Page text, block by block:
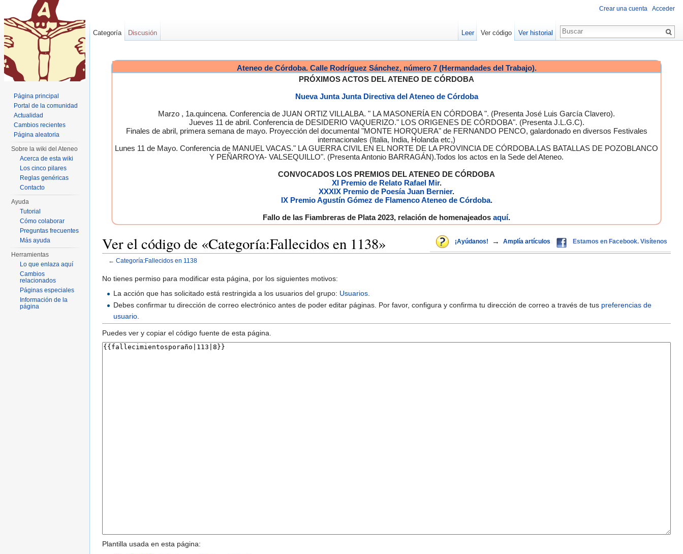
Ateneo de Córdoba. Calle Rodríguez Sánchez, número 7 (Hermandades del Trabajo).
PRÓXIMOS ACTOS DEL ATENEO DE CÓRDOBA
Nueva Junta Junta Directiva del Ateneo de Córdoba
Marzo , 1a.quincena. Conferencia de JUAN ORTIZ VILLALBA. " LA MASONERÍA EN CÓRDOBA ". (Presenta José Luis García Clavero).
Jueves 11 de abril. Conferencia de DESIDERIO VAQUERIZO." LOS ORIGENES DE CÓRDOBA". (Presenta J.L.G.C).
Finales de abril, primera semana de mayo. Proyección del documental "MONTE HORQUERA" de FERNANDO PENCO, galardonado en diversos Festivales
internacionales (Italia, India, Holanda etc,)
Lunes 11 de Mayo. Conferencia de MANUEL VACAS." LA GUERRA CIVIL EN EL NORTE DE LA PROVINCIA DE CÓRDOBA.LAS BATALLAS DE POZOBLANCO
Y PEÑARROYA- VALSEQUILLO". (Presenta Antonio BARRAGÁN).Todos los actos en la Sede del Ateneo.
CONVOCADOS LOS PREMIOS DEL ATENEO DE CÓRDOBA
XI Premio de Relato Rafael Mir.
XXXIX Premio de Poesía Juan Bernier.
IX Premio Agustín Gómez de Flamenco Ateneo de Córdoba.
Fallo de las Fiambreras de Plata 2023, relación de homenajeados aquí.
¡Ayúdanos! → Amplía artículos Estamos en Facebook. Visítenos
Ver el código de «Categoría:Fallecidos en 1138»
← Categoría:Fallecidos en 1138
No tienes permiso para modificar esta página, por los siguientes motivos:
La acción que has solicitado está restringida a los usuarios del grupo: Usuarios
Debes confirmar tu dirección de correo electrónico antes de poder editar páginas. Por favor, configura y confirma tu dirección de correo a través de tus preferencias de
usuario
Puedes ver y copiar el código fuente de esta página.
Plantilla usada en esta página:
Crear una cuenta Acceder
Categoría Discusión Leer Ver código Ver historial
Página principal
Portal de la comunidad
Actualidad
Cambios recientes
Página aleatoria
Sobre la wiki del Ateneo
Acerca de esta wiki
Los cinco pilares
Reglas genéricas
Contacto
Ayuda
Tutorial
Cómo colaborar
Preguntas frecuentes
Más ayuda
Herramientas
Lo que enlaza aquí
Cambios
relacionados
Páginas especiales
Información de la
página